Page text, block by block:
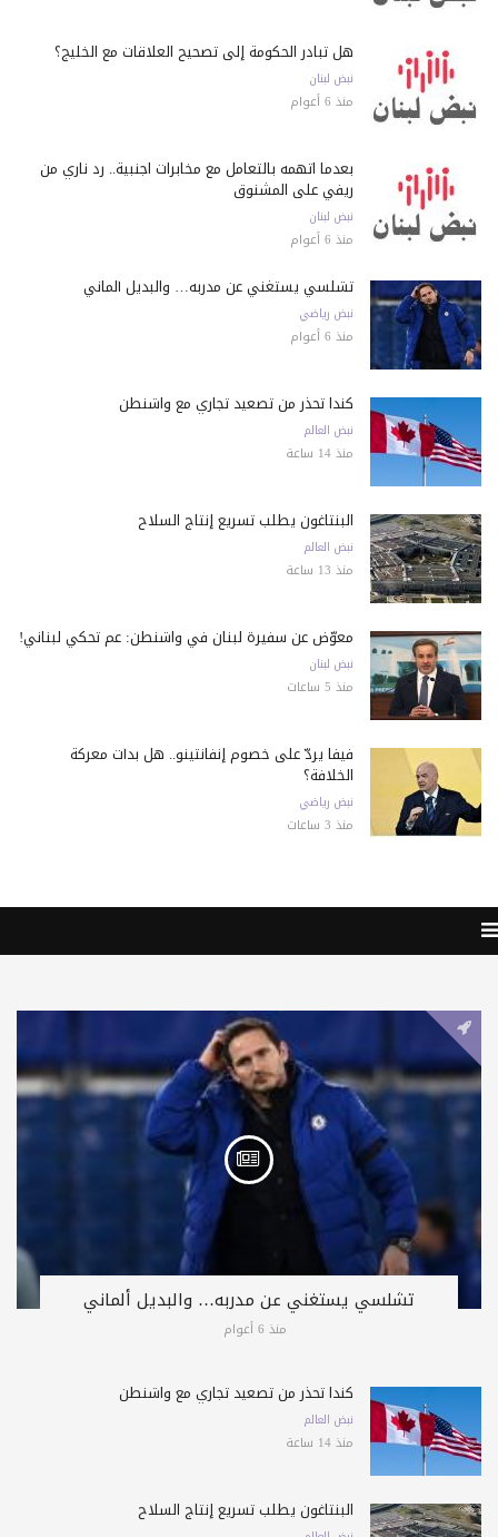
هل تبادر الحكومة إلى تصحيح العلاقات مع الخليج؟
نبض لبنان
منذ 6 أعوام
بعدما اتهمه بالتعامل مع مخابرات اجنبية.. رد ناري من
ريفي على المشنوق
نبض لبنان
منذ 6 أعوام
تشلسي يستغني عن مدربه… والبديل ألماني
نبض رياضي
منذ 6 أعوام
كندا تحذّر من تصعيد تجاري مع واشنطن
نبض العالم
منذ 14 ساعة
البنتاغون يطلب تسريع إنتاج السلاح
نبض العالم
منذ 13 ساعة
معوّض عن سفيرة لبنان في واشنطن: عم تحكي لبناني!
نبض لبنان
منذ 5 ساعات
فيفا يردّ على خصوم إنفانتينو.. هل بدأت معركة
الخلافة؟
نبض رياضي
منذ 3 ساعات
تشلسي يستغني عن مدربه… والبديل ألماني
منذ 6 أعوام
كندا تحذّر من تصعيد تجاري مع واشنطن
نبض العالم
منذ 14 ساعة
البنتاغون يطلب تسريع إنتاج السلاح